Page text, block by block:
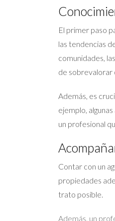
El primer paso
las tendencias
comunidades,
de sobrevalorar
Además, es
ejemplo,
un profesional
Contar con un
propiedades
trato posible.
Además, un